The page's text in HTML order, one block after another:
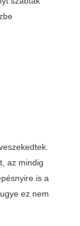
az mindig
is a
ez nem